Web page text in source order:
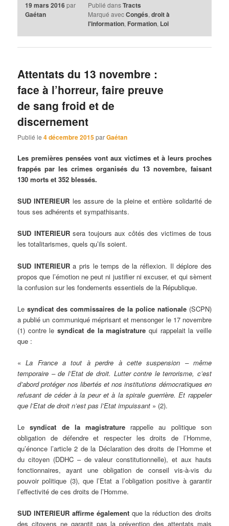
19 mars 2016par
Gaétan
Publié dans Tracts
Marqué avec Congés, droit à
l'information, Formation, Loi
Attentats du 13 novembre :
face à l’horreur, faire preuve
de sang froid et de
discernement
Publié le4 décembre 2015parGaétan
Les premières pensées vont aux victimes et à leurs proches
frappés par les crimes organisés du 13 novembre, faisant
130 morts et 352 blessés.
SUD INTERIEUR les assure de la pleine et entière solidarité de
tous ses adhérents et sympathisants.
SUD INTERIEURsera toujours aux côtés des victimes de tous
les totalitarismes, quels qu’ils soient.
SUD INTERIEURa pris le temps de la réflexion. Il déplore des
propos que l’émotion ne peut ni justifier ni excuser, et qui sèment
la confusion sur les fondements essentiels de la République.
Lesyndicat des commissaires de la police nationale(SCPN)
a publié un communiqué méprisant et mensonger le 17 novembre
(1) contre lesyndicat de la magistrature qui rappelait la veille
que :
«La France a tout à perdre à cette suspension – même
temporaire – de l’Etat de droit. Lutter contre le terrorisme, c’est
d’abord protéger nos libertés et nos institutions démocratiques en
refusant de céder à la peur et à la spirale guerrière. Et rappeler
que l’Etat de droit n’est pas l’Etat impuissant » (2).
Lesyndicat de la magistrature rappelle au politique son
obligation de défendre et respecter les droits de l’Homme,
qu’énonce l’article 2 de la Déclaration des droits de l’Homme et
du citoyen (DDHC – de valeur constitutionnelle), et aux hauts
fonctionnaires, ayant une obligation de conseil vis-à-vis du
pouvoir politique (3), que l’Etat a l’obligation positive à garantir
l’effectivité de ces droits de l’Homme.
SUD INTERIEUR affirme égalementque la réduction des droits
des citoyens ne garantit pas la prévention des attentats mais